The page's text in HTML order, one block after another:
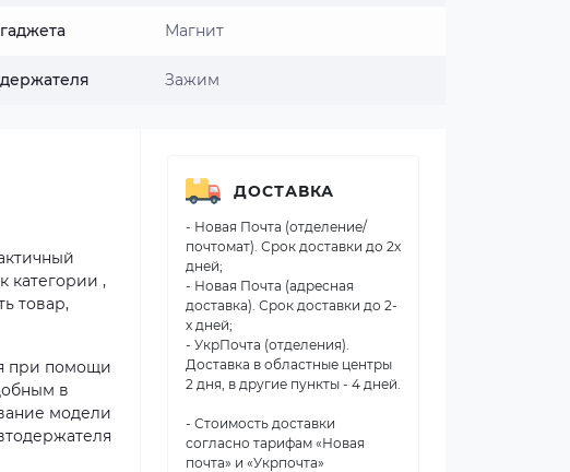
Магнит
Зажим
категории ,
товар,
при помощи
в
модели
ДОСТАВКА
- Новая Почта (отделение/
почтомат). Срок доставки до 2х
дней;
- Новая Почта (адресная
доставка). Срок доставки до 2-
х дней;
- УкрПочта (отделения).
Доставка в областные центры
2 дня, в другие пункты - 4 дней.
- Стоимость доставки
согласно тарифам «Новая
почта» и «Укрпочта»